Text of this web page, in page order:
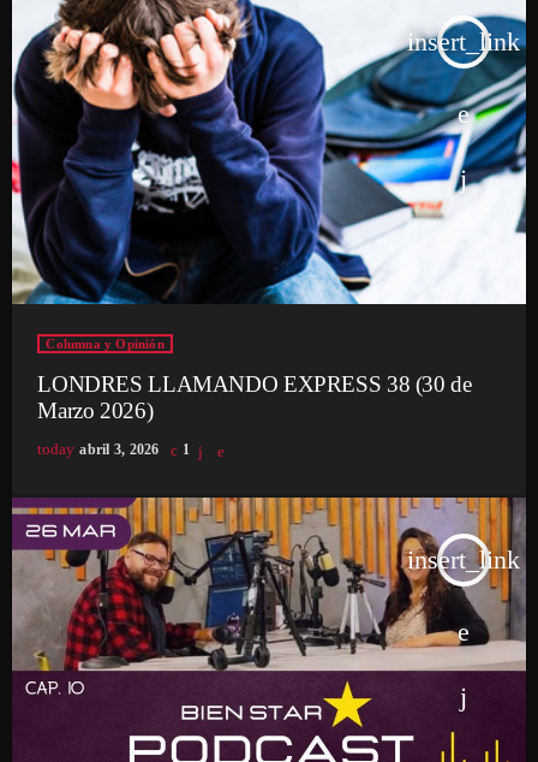
insert_link
Columna y Opinión
LONDRES LLAMANDO EXPRESS 38 (30 de
Marzo 2026)
today abril 3, 2026 1
insert_link